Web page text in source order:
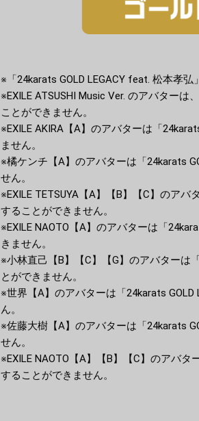
※「24karats GOLD LEGACY feat. 松本孝
※EXILE ATSUSHI Music Ver. のアバターは
ことができません。
※EXILE AKIRA【A】のアバターは「
ません。
※橘ケンチ【A】のアバターは「24karats
せん。
※EXILE TETSUYA【A】【B】【C】のア
することができません。
※EXILE NAOTO【A】のアバターは「
きません。
※小林直己【B】【C】【G】のアバターは
とができません。
※世界【A】のアバターは「24karats
ん。
※佐藤大樹【A】のアバターは「24karats
せん。
※EXILE NAOTO【A】【B】【C】のアバ
することができません。